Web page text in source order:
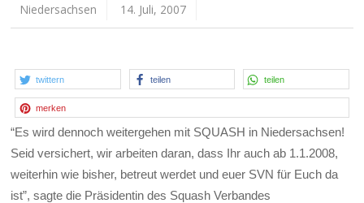
Niedersachsen 14. Juli, 2007
twittern teilen teilen
merken
“Es wird dennoch weitergehen mit SQUASH in Niedersachsen!
Seid versichert, wir arbeiten daran, dass Ihr auch ab 1.1.2008,
weiterhin wie bisher, betreut werdet und euer SVN für Euch da
ist”, sagte die Präsidentin des Squash Verbandes